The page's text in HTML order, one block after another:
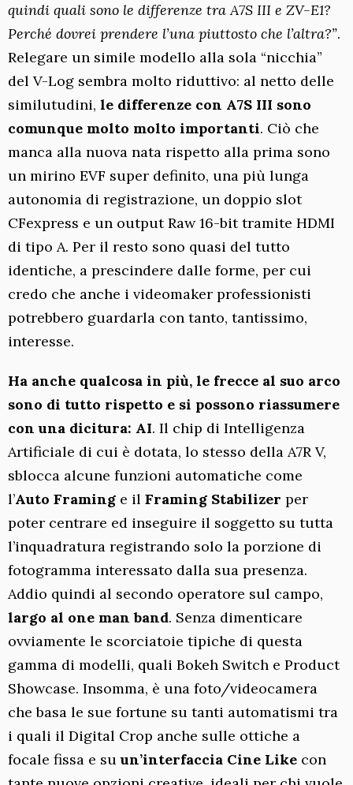
quindi quali sono le differenze tra A7S III e ZV-E1?
Perché dovrei prendere l’una piuttosto che l’altra?”.
Relegare un simile modello alla sola “nicchia”
del V-Log sembra molto riduttivo: al netto delle
similutudini, le differenze con A7S III sono
comunque molto molto importanti. Ciò che
manca alla nuova nata rispetto alla prima sono
un mirino EVF super definito, una più lunga
autonomia di registrazione, un doppio slot
CFexpress e un output Raw 16-bit tramite HDMI
di tipo A. Per il resto sono quasi del tutto
identiche, a prescindere dalle forme, per cui
credo che anche i videomaker professionisti
potrebbero guardarla con tanto, tantissimo,
interesse.
Ha anche qualcosa in più, le frecce al suo arco
sono di tutto rispetto e si possono riassumere
con una dicitura: AI. Il chip di Intelligenza
Artificiale di cui è dotata, lo stesso della A7R V,
sblocca alcune funzioni automatiche come
l’Auto Framing e il Framing Stabilizer per
poter centrare ed inseguire il soggetto su tutta
l’inquadratura registrando solo la porzione di
fotogramma interessato dalla sua presenza.
Addio quindi al secondo operatore sul campo,
largo al one man band. Senza dimenticare
ovviamente le scorciatoie tipiche di questa
gamma di modelli, quali Bokeh Switch e Product
Showcase. Insomma, è una foto/videocamera
che basa le sue fortune su tanti automatismi tra
i quali il Digital Crop anche sulle ottiche a
focale fissa e suun’interfaccia Cine Like con